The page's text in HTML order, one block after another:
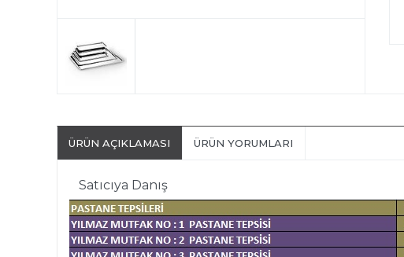
ÜRÜN AÇIKLAMASI ÜRÜN YORUMLARI
Satıcıya Danış